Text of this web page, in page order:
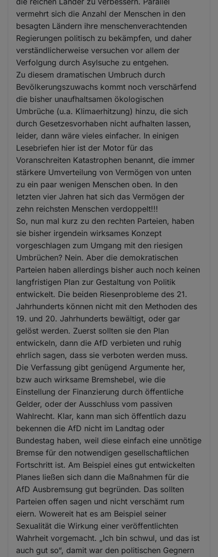
vermehrt sich die Anzahl der Menschen in den
besagten Ländern ihre menschenverachtenden
Regierungen politisch zu bekämpfen, und daher
verständlicherweise versuchen vor allem der
Verfolgung durch Asylsuche zu entgehen.
Zu diesem dramatischen Umbruch durch
Bevölkerungszuwachs kommt noch verschärfend
die bisher unaufhaltsamen ökologischen
Umbrüche (u.a. Klimaerhitzung) hinzu, die sich
durch Gesetzesvorhaben nicht aufhalten lassen,
leider, dann wäre vieles einfacher. In einigen
Lesebriefen hier ist der Motor für das
Voranschreiten Katastrophen benannt, die immer
stärkere Umverteilung von Vermögen von unten
zu ein paar wenigen Menschen oben. In den
letzten vier Jahren hat sich das Vermögen der
zehn reichsten Menschen verdoppelt!!!
So, nun mal kurz zu den rechten Parteien, haben
sie bisher irgendein wirksames Konzept
vorgeschlagen zum Umgang mit den riesigen
Umbrüchen? Nein. Aber die demokratischen
Parteien haben allerdings bisher auch noch keinen
langfristigen Plan zur Gestaltung von Politik
entwickelt. Die beiden Riesenprobleme des 21.
Jahrhunderts können nicht mit den Methoden des
19. und 20. Jahrhunderts bewältigt, oder gar
gelöst werden. Zuerst sollten sie den Plan
entwickeln, dann die AfD verbieten und ruhig
ehrlich sagen, dass sie verboten werden muss.
Die Verfassung gibt genügend Argumente her,
bzw auch wirksame Bremshebel, wie die
Einstellung der Finanzierung durch öffentliche
Gelder, oder der Ausschluss vom passiven
Wahlrecht. Klar, kann man sich öffentlich dazu
bekennen die AfD nicht im Landtag oder
Bundestag haben, weil diese einfach eine unnötige
Bremse für den notwendigen gesellschaftlichen
Fortschritt ist. Am Beispiel eines gut entwickelten
Planes ließen sich dann die Maßnahmen für die
AfD Ausbremsung gut begründen. Das sollten
Parteien offen sagen und nicht verschämt rum
eiern. Wowereit hat es am Beispiel seiner
Sexualität die Wirkung einer veröffentlichten
Wahrheit vorgemacht. „Ich bin schwul, und das ist
auch gut so“, damit war den politischen Gegnern